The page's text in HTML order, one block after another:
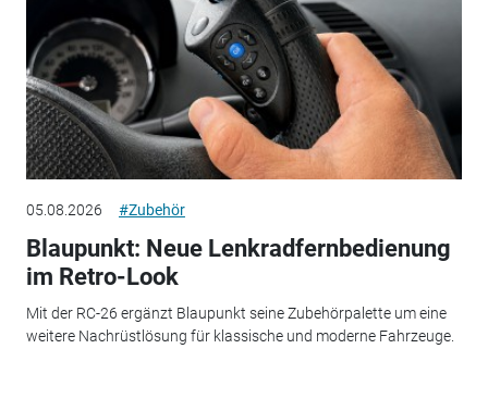
05.08.2026 #Zubehör
Blaupunkt: Neue Lenkradfernbedienung
im Retro-Look
Mit der RC-26 ergänzt Blaupunkt seine Zubehörpalette um eine
weitere Nachrüstlösung für klassische und moderne Fahrzeuge.